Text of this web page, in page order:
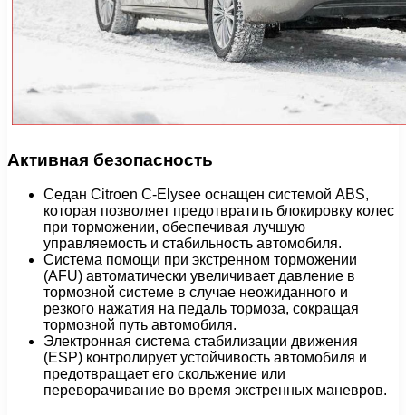
Активная безопасность
Седан Citroen C-Elysee оснащен системой ABS,
которая позволяет предотвратить блокировку колес
при торможении, обеспечивая лучшую
управляемость и стабильность автомобиля.
Система помощи при экстренном торможении
(AFU) автоматически увеличивает давление в
тормозной системе в случае неожиданного и
резкого нажатия на педаль тормоза, сокращая
тормозной путь автомобиля.
Электронная система стабилизации движения
(ESP) контролирует устойчивость автомобиля и
предотвращает его скольжение или
переворачивание во время экстренных маневров.